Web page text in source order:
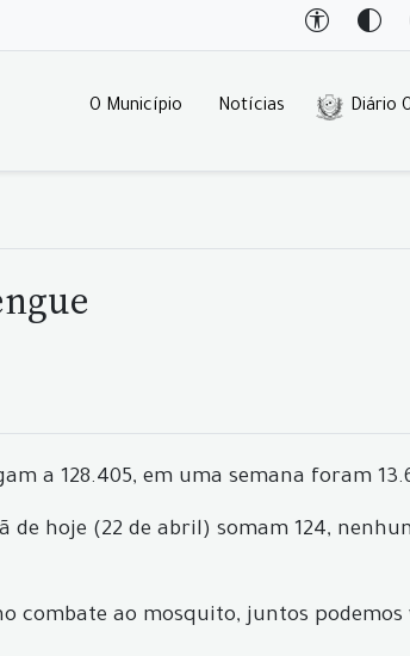
O Município Notícias Diário
a 128.405, em uma semana foram
hoje (22 de abril) somam 124,
combate ao mosquito, juntos podemos